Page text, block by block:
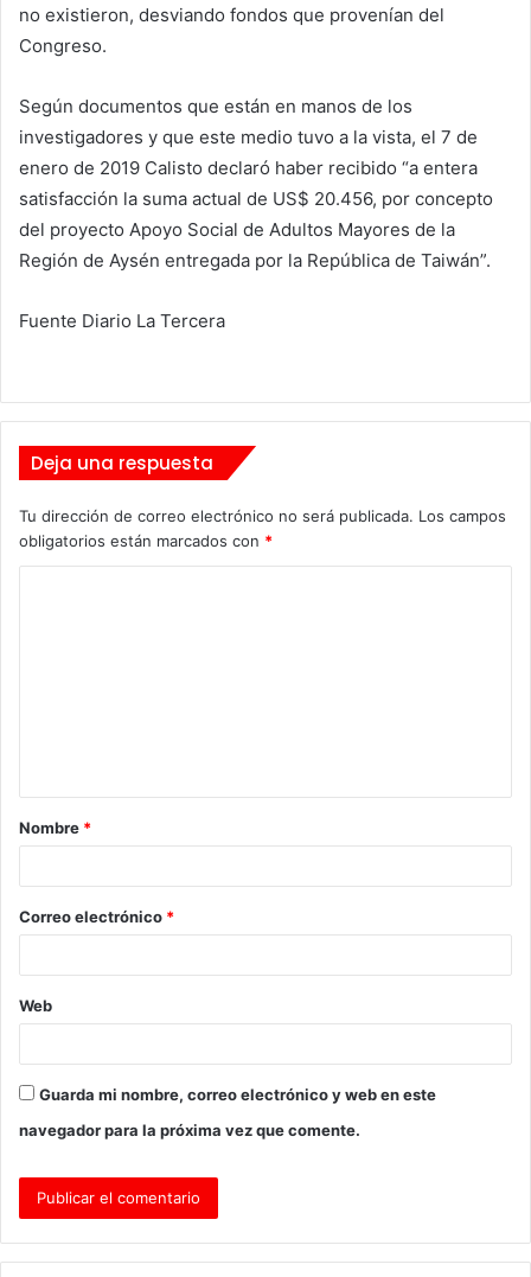
no existieron, desviando fondos que provenían del
Congreso.
Según documentos que están en manos de los
investigadores y que este medio tuvo a la vista, el 7 de
enero de 2019 Calisto declaró haber recibido “a entera
satisfacción la suma actual de US$ 20.456, por concepto
del proyecto Apoyo Social de Adultos Mayores de la
Región de Aysén entregada por la República de Taiwán”.
Fuente Diario La Tercera
Deja una respuesta
Tu dirección de correo electrónico no será publicada. Los campos
obligatorios están marcados con *
a
r
*
Nombre *
Correo electrónico *
Web
Guarda mi nombre, correo electrónico y web en este
navegador para la próxima vez que comente.